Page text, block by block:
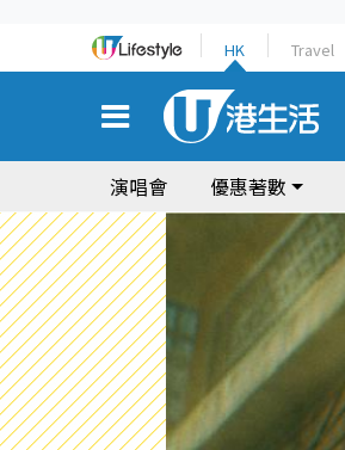
HK Travel
演唱會 優惠著數